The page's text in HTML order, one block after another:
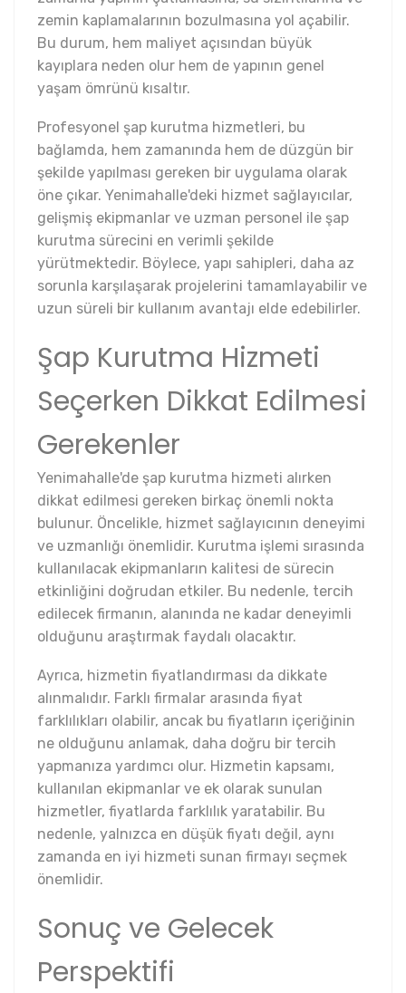
zemin kaplamalarının bozulmasına yol açabilir.
Bu durum, hem maliyet açısından büyük
kayıplara neden olur hem de yapının genel
yaşam ömrünü kısaltır.
Profesyonel şap kurutma hizmetleri, bu
bağlamda, hem zamanında hem de düzgün bir
şekilde yapılması gereken bir uygulama olarak
öne çıkar. Yenimahalle'deki hizmet sağlayıcılar,
gelişmiş ekipmanlar ve uzman personel ile şap
kurutma sürecini en verimli şekilde
yürütmektedir. Böylece, yapı sahipleri, daha az
sorunla karşılaşarak projelerini tamamlayabilir ve
uzun süreli bir kullanım avantajı elde edebilirler.
Şap Kurutma Hizmeti
Seçerken Dikkat Edilmesi
Gerekenler
Yenimahalle'de şap kurutma hizmeti alırken
dikkat edilmesi gereken birkaç önemli nokta
bulunur. Öncelikle, hizmet sağlayıcının deneyimi
ve uzmanlığı önemlidir. Kurutma işlemi sırasında
kullanılacak ekipmanların kalitesi de sürecin
etkinliğini doğrudan etkiler. Bu nedenle, tercih
edilecek firmanın, alanında ne kadar deneyimli
olduğunu araştırmak faydalı olacaktır.
Ayrıca, hizmetin fiyatlandırması da dikkate
alınmalıdır. Farklı firmalar arasında fiyat
farklılıkları olabilir, ancak bu fiyatların içeriğinin
ne olduğunu anlamak, daha doğru bir tercih
yapmanıza yardımcı olur. Hizmetin kapsamı,
kullanılan ekipmanlar ve ek olarak sunulan
hizmetler, fiyatlarda farklılık yaratabilir. Bu
nedenle, yalnızca en düşük fiyatı değil, aynı
zamanda en iyi hizmeti sunan firmayı seçmek
önemlidir.
Sonuç ve Gelecek
Perspektifi